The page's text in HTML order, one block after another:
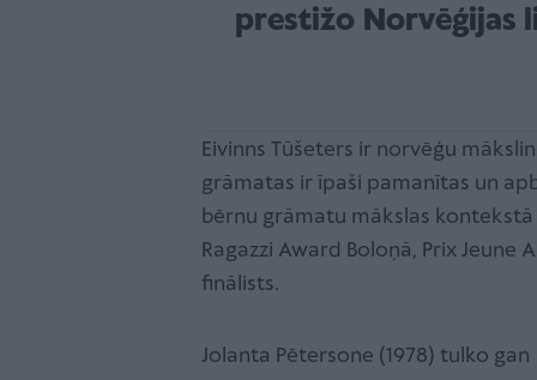
prestižo Norvēģijas
Eivinns Tūšeters ir norvēģu
grāmatas ir īpaši pamanītas un
bērnu grāmatu mākslas
Ragazzi Award Boloņā, Prix Jeune
finālists.
Jolanta Pētersone (1978) tulko gan